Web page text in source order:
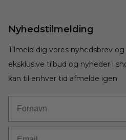
Nyhedstilmelding
Tilmeld dig vores nyhedsbrev
eksklusive tilbud og nyheder i
kan til enhver tid afmelde igen.